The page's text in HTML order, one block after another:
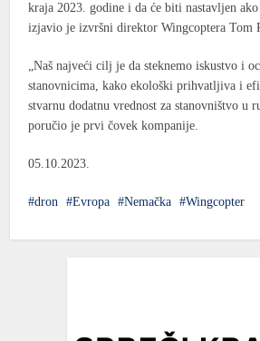
kraja 2023. godine i da će biti nastavljen ako
izjavio je izvršni direktor Wingcoptera Tom
„Naš najveći cilj je da steknemo iskustvo i
stanovnicima, kako ekološki prihvatljiva i
stvarnu dodatnu vrednost za stanovništvo u
poručio je prvi čovek kompanije.
05.10.2023.
dron Evropa Nemačka Wingcopter